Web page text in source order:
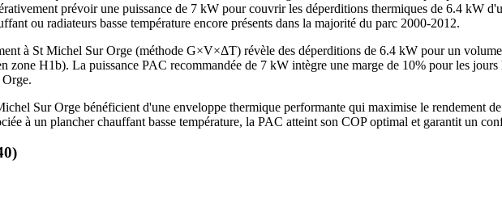
prévoir une puissance de 7 kW pour couvrir les déperditions thermiques de 6.4 kW
ou radiateurs basse température encore présents dans la majorité du parc 2000-2012.
à St Michel Sur Orge (méthode G×V×ΔT) révèle des déperditions de 6.4 kW pour un
zone H1b). La puissance PAC recommandée de 7 kW intègre une marge de 10% pour les
Sur Orge bénéficient d'une enveloppe thermique performante qui maximise le rendement
à un plancher chauffant basse température, la PAC atteint son COP optimal et garantit un
)